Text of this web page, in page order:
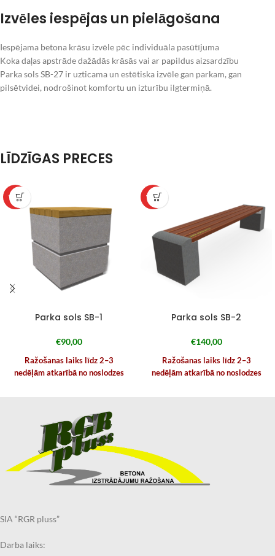
Izvēles iespējas un pielāgošana
Iespējama betona krāsu izvēle pēc individuāla pasūtījuma
Koka daļas apstrāde dažādās krāsās vai ar papildus aizsardzību
Parka sols SB-27 ir uzticama un estētiska izvēle gan parkam, gan
pilsētvidei, nodrošinot komfortu un izturību ilgtermiņā.
LĪDZĪGAS PRECES
WPC
Parka sols SB-1
€90,00
Ražošanas laiks līdz 2–3
nedēļām atkarībā no noslodzes
WPC
Parka sols SB-2
€140,00
Ražošanas laiks līdz 2–3
nedēļām atkarībā no noslodzes
SIA “RGR pluss”
Darba laiks: